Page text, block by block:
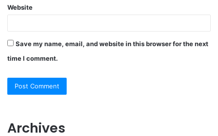
Website
Save my name, email, and website in this browser for the next
time I comment.
Archives